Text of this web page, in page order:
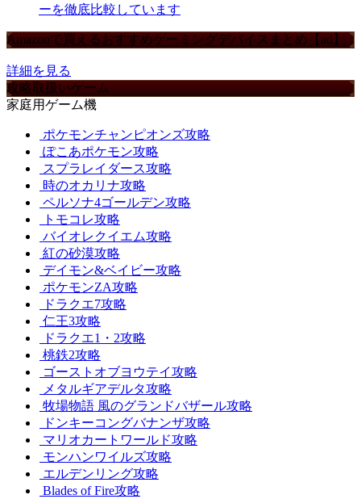
ーを徹底比較しています
Amazonで買えるおすすめゲーミングデバイスまとめ【ad】
詳細を見る
攻略取扱いゲーム
家庭用ゲーム機
ポケモンチャンピオンズ攻略
ぽこあポケモン攻略
スプラレイダース攻略
時のオカリナ攻略
ペルソナ4ゴールデン攻略
トモコレ攻略
バイオレクイエム攻略
紅の砂漠攻略
デイモン&ベイビー攻略
ポケモンZA攻略
ドラクエ7攻略
仁王3攻略
ドラクエ1・2攻略
桃鉄2攻略
ゴーストオブヨウテイ攻略
メタルギアデルタ攻略
牧場物語 風のグランドバザール攻略
ドンキーコングバナンザ攻略
マリオカートワールド攻略
モンハンワイルズ攻略
エルデンリング攻略
Blades of Fire攻略